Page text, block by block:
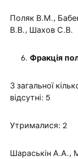
Поляк В.М.,
В.В., Шахов С.В.
Фракція
З загальної
відсутні: 5
Утрималися: 2
Шараськін А.А.,